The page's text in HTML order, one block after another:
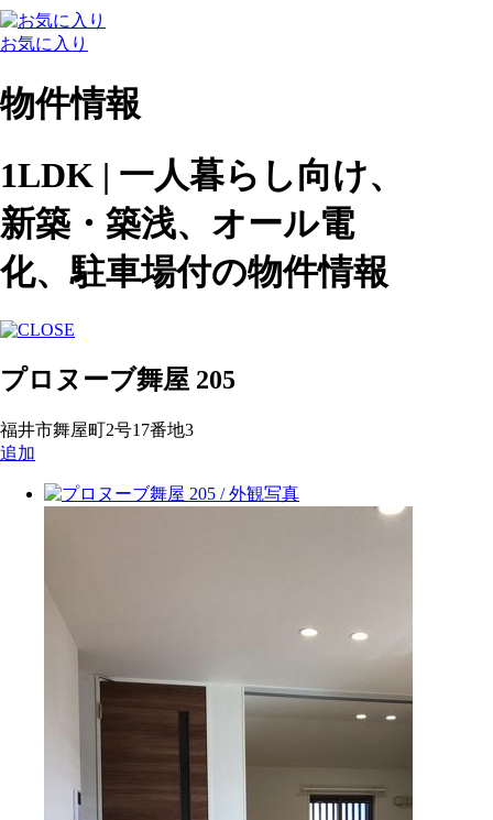
お気に入り
物件情報
1LDK | 一人暮らし向け、
新築・築浅、オール電
化、駐車場付の物件情報
プロヌーブ舞屋 205
福井市舞屋町2号17番地3
追加